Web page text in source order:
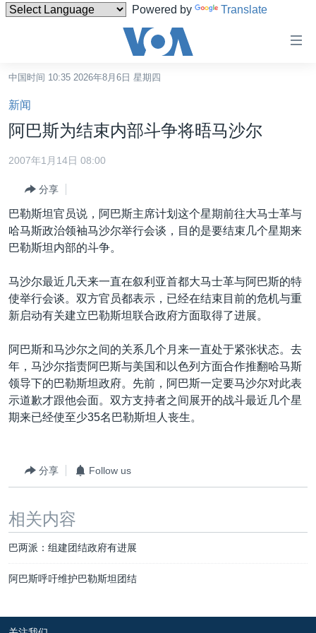
Powered by Translate
碍
链
接
跳
转
容
转
导
跳
到
检
港澳
国际
最新国际新闻
中东
欧洲
非洲
美洲
全球议题
分类新闻
人权·法律·宗教
科教·文娱·体健
军事
劳工
环境
热点专题
白宫要闻
国会报道
美中关系
美国建国250周年
埃博拉疫情
重要讲话与声明
南中国海争端
关注西藏
关注新疆
VOA视频
VOA今日焦点
中文广播
关注我们
中国时间 10:35 2026年8月6日 星期四
新闻
阿巴斯为结束内部斗争将晤马沙尔
2007年1月14日 08:00
分享
巴勒斯坦官员说，阿巴斯主席计划这个星期前往大马士革与
哈马斯政治领袖马沙尔举行会谈，目的是要结束几个星期来
巴勒斯坦内部的斗争。
马沙尔最近几天来一直在叙利亚首都大马士革与阿巴斯的特
使举行会谈。双方官员都表示，已经在结束目前的危机与重
新启动有关建立巴勒斯坦联合政府方面取得了进展。
阿巴斯和马沙尔之间的关系几个月来一直处于紧张状态。去
年，马沙尔指责阿巴斯与美国和以色列方面合作推翻哈马斯
领导下的巴勒斯坦政府。先前，阿巴斯一定要马沙尔对此表
示道歉才跟他会面。双方支持者之间展开的战斗最近几个星
期来已经使至少35名巴勒斯坦人丧生。
分享 Follow us
相关内容
巴两派：组建团结政府有进展
阿巴斯呼吁维护巴勒斯坦团结